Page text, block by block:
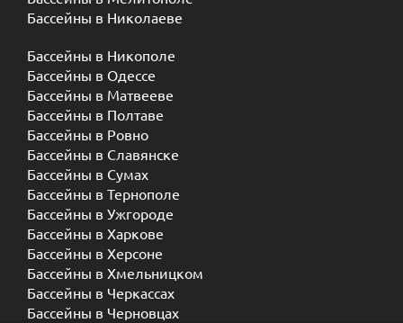
Бассейны в Николаеве
Бассейны в Никополе
Бассейны в Одессе
Бассейны в Матвееве
Бассейны в Полтаве
Бассейны в Ровно
Бассейны в Славянске
Бассейны в Сумах
Бассейны в Тернополе
Бассейны в Ужгороде
Бассейны в Харкове
Бассейны в Херсоне
Бассейны в Хмельницком
Бассейны в Черкассах
Бассейны в Черновцах